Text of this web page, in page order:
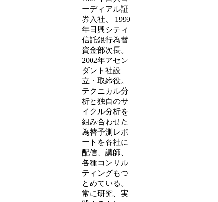
ーディアル証
券入社、 1999
年日興シティ
信託銀行為替
資金部次長。
2002年アセン
ダント社設
立・取締役。
テクニカル分
析と独自のサ
イクル分析を
組み合わせた
為替予測レポ
ートを各社に
配信、講師、
各種コンサル
ティングもつ
とめている。
常に研究、実